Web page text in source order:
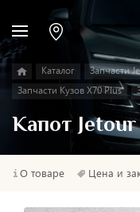
Каталог Запчасти
Запчасти Кузов X70 Plus
Капот
О товаре Цена и